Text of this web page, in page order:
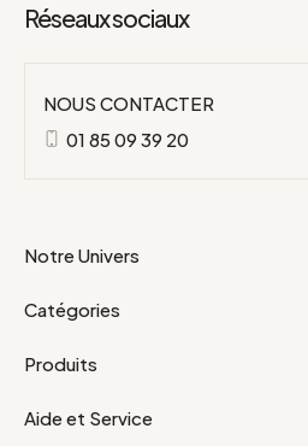
Réseaux sociaux
NOUS CONTACTER
01 85 09 39 20
Notre Univers
Catégories
Produits
Aide et Service